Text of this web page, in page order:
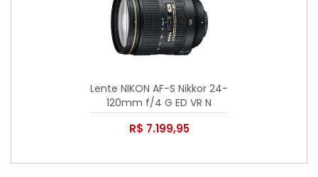
Lente NIKON AF-S Nikkor 24-
120mm f/4 G ED VR N
R$ 7.199,95